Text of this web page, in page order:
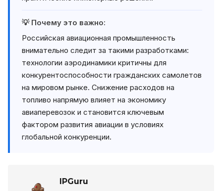
💡 Почему это важно:
Российская авиационная промышленность
внимательно следит за такими разработками:
технологии аэродинамики критичны для
конкурентоспособности гражданских самолетов
на мировом рынке. Снижение расходов на
топливо напрямую влияет на экономику
авиаперевозок и становится ключевым
фактором развития авиации в условиях
глобальной конкуренции.
IPGuru